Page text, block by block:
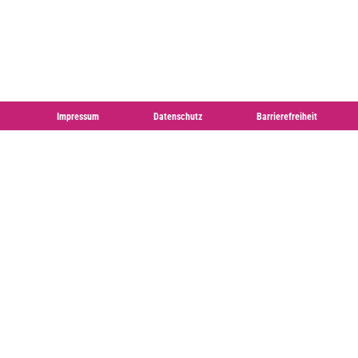
Impressum Datenschutz Barrierefreiheit